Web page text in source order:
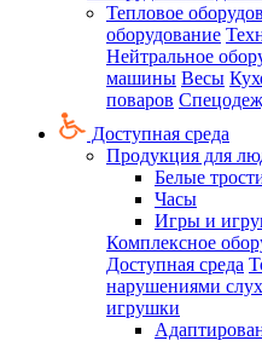
Тепловое
оборудование
Нейтральное
машины Весы
поваров
Доступная среда
Продукция для
Белые
Часы
Игры и
Комплексное
Доступная среда
нарушениями
игрушки